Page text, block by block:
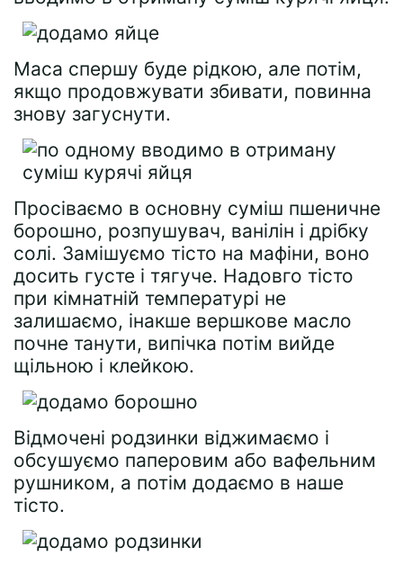
Маса спершу буде рідкою, але потім,
якщо продовжувати збивати, повинна
знову загуснути.
Просіваємо в основну суміш пшеничне
борошно, розпушувач, ванілін і дрібку
солі. Замішуємо тісто на мафіни, воно
досить густе і тягуче. Надовго тісто
при кімнатній температурі не
залишаємо, інакше вершкове масло
почне танути, випічка потім вийде
щільною і клейкою.
Відмочені родзинки віджимаємо і
обсушуємо паперовим або вафельним
рушником, а потім додаємо в наше
тісто.